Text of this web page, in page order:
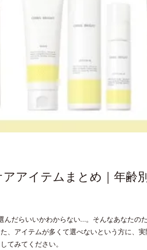
アアイテムまとめ｜年齢
んだらいいかわからない…。そんなあなたの
、アイテムが多くて選べないという方に、
てみてください。